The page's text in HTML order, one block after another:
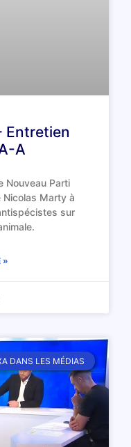
Entretien
A
Nouveau Parti
Marty à
sur
»
DANS LES MÉDIAS